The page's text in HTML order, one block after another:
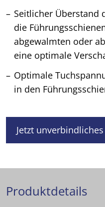
Seitlicher Überstand
die
abgewalmten oder
eine optimale
Optimale
in den
Jetzt
Produktdetails